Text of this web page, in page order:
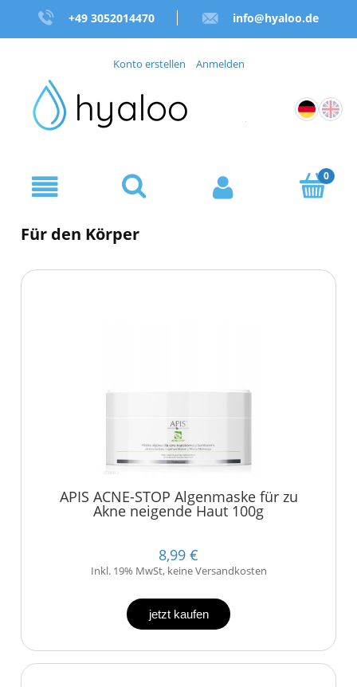
+49 3052014470 info@hyaloo.de
Konto erstellen Anmelden
Für den Körper
APIS ACNE-STOP Algenmaske für zu
Akne neigende Haut 100g
8,99 €
Inkl. 19% MwSt, keine Versandkosten
jetzt kaufen